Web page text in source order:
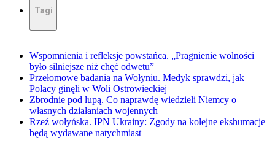
Tagi
Wspomnienia i refleksje powstańca. „Pragnienie wolności
było silniejsze niż chęć odwetu”
Przełomowe badania na Wołyniu. Medyk sprawdzi, jak
Polacy ginęli w Woli Ostrowieckiej
Zbrodnie pod lupą. Co naprawdę wiedzieli Niemcy o
własnych działaniach wojennych
Rzeź wołyńska. IPN Ukrainy: Zgody na kolejne ekshumacje
będą wydawane natychmiast